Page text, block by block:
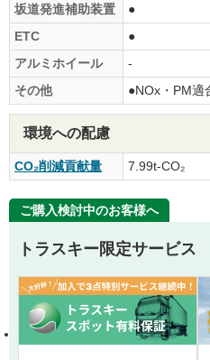
坂道発進補助装置
●
ETC
●
アルミホイール
-
その他
●NOx・PM
環境への配慮
CO₂削減貢献量 7.99t-CO₂
ご購入検討中のお客様へ
トラスキー限定サービス